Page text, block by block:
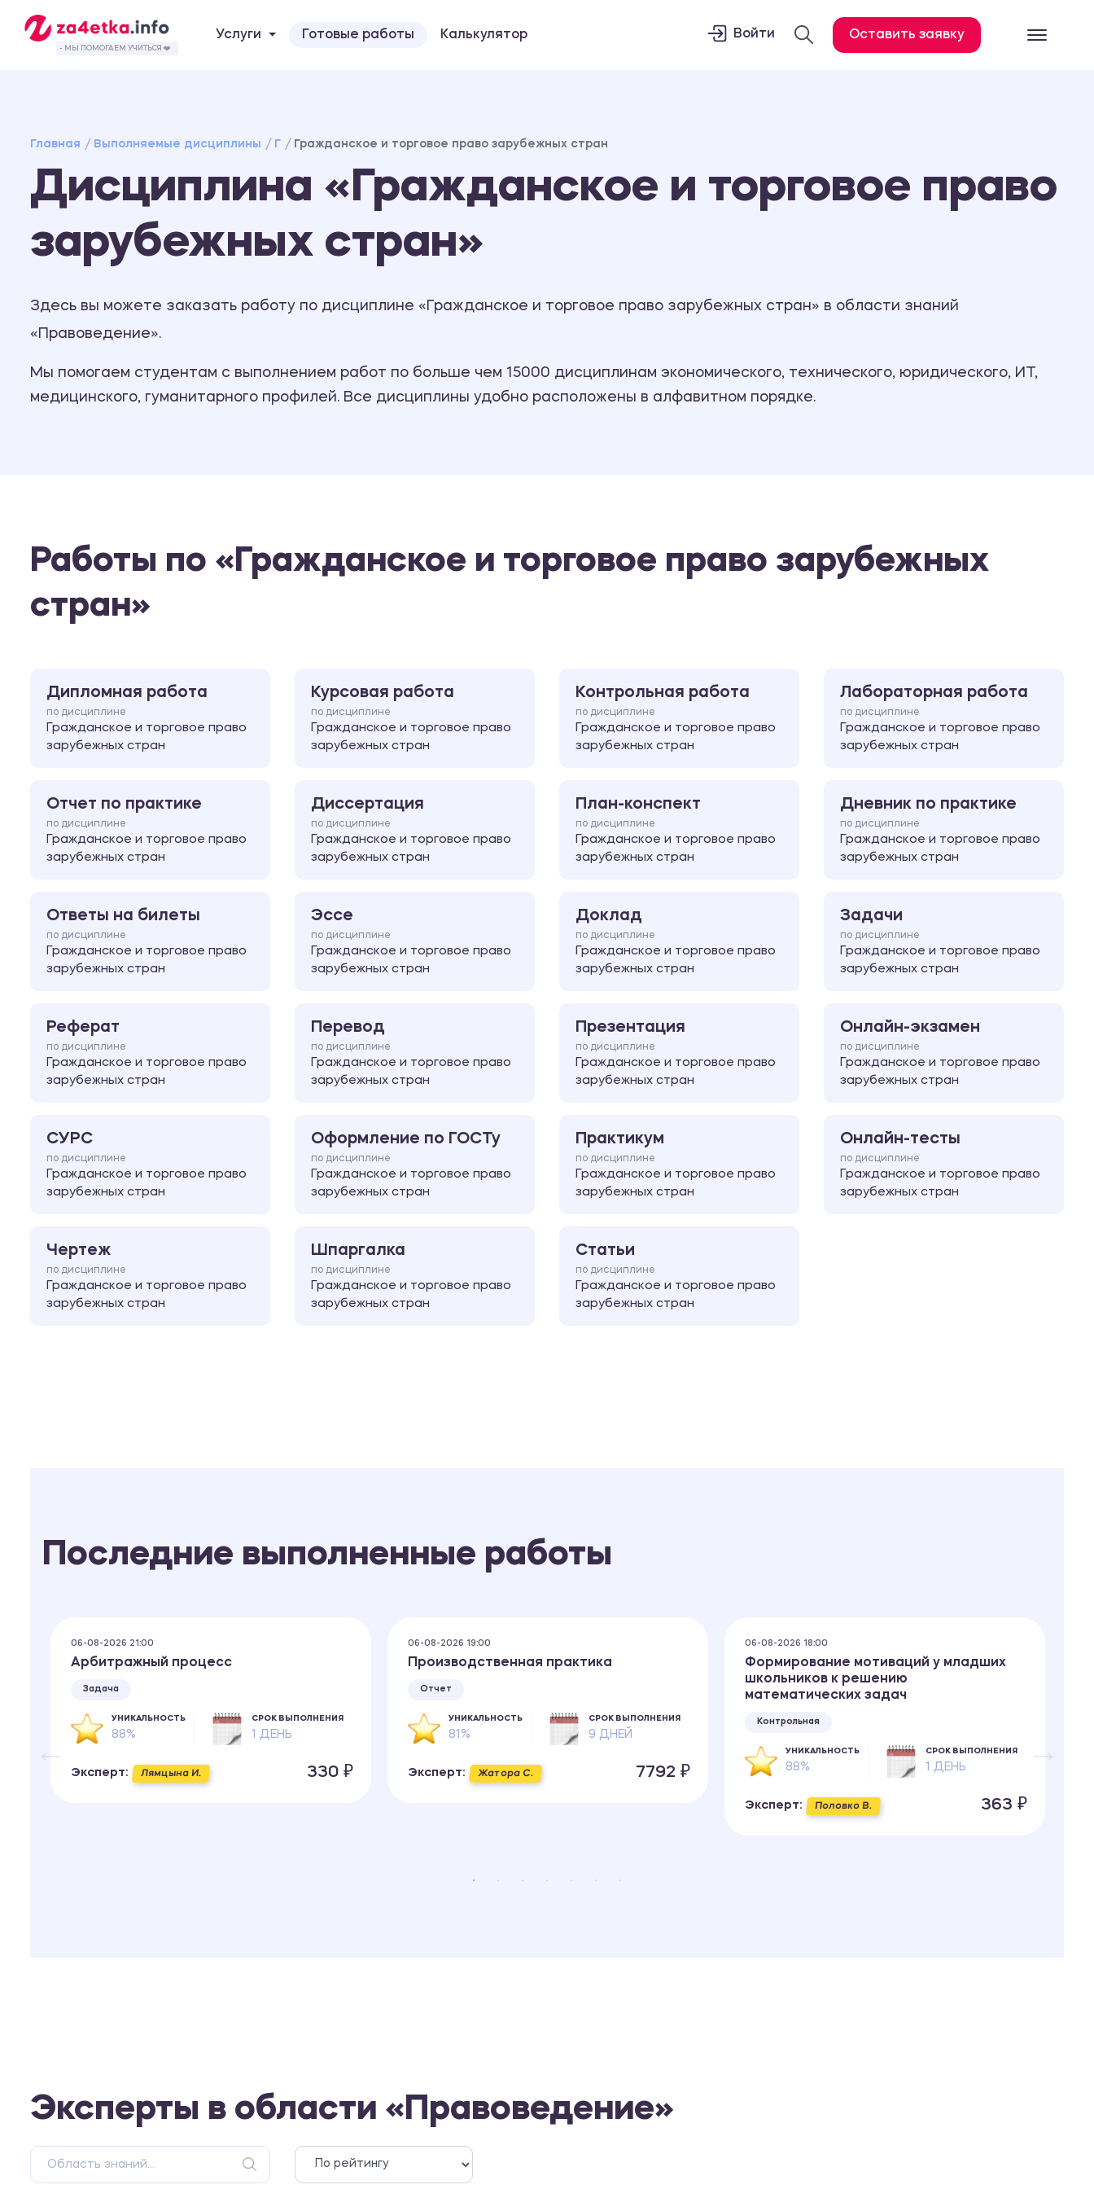
Курсовая работа
Ответы на билеты
- МЫ ПОМОГАЕМ УЧИТЬСЯ ❤️
Услуги Готовые работы Калькулятор Войти Оставить заявку
Главная Выполняемые дисциплины Г Гражданское и торговое право зарубежных стран
Дисциплина «Гражданское и торговое право
зарубежных стран»
Здесь вы можете заказать работу по дисциплине «Гражданское и торговое право зарубежных стран» в области знаний
«Правоведение».
Мы помогаем студентам с выполнением работ по больше чем 15000 дисциплинам экономического, технического, юридического, ИТ,
медицинского, гуманитарного профилей. Все дисциплины удобно расположены в алфавитном порядке.
Работы по «Гражданское и торговое право зарубежных
стран»
Дипломная работа
по дисциплине
Гражданское и торговое право
зарубежных стран
Курсовая работа
по дисциплине
Гражданское и торговое право
зарубежных стран
Контрольная работа
по дисциплине
Гражданское и торговое право
зарубежных стран
Лабораторная работа
по дисциплине
Гражданское и торговое право
зарубежных стран
Отчет по практике
по дисциплине
Гражданское и торговое право
зарубежных стран
Диссертация
по дисциплине
Гражданское и торговое право
зарубежных стран
План-конспект
по дисциплине
Гражданское и торговое право
зарубежных стран
Дневник по практике
по дисциплине
Гражданское и торговое право
зарубежных стран
Ответы на билеты
по дисциплине
Гражданское и торговое право
зарубежных стран
Эссе
по дисциплине
Гражданское и торговое право
зарубежных стран
Доклад
по дисциплине
Гражданское и торговое право
зарубежных стран
Задачи
по дисциплине
Гражданское и торговое право
зарубежных стран
Реферат
по дисциплине
Гражданское и торговое право
зарубежных стран
Перевод
по дисциплине
Гражданское и торговое право
зарубежных стран
Презентация
по дисциплине
Гражданское и торговое право
зарубежных стран
Онлайн-экзамен
по дисциплине
Гражданское и торговое право
зарубежных стран
СУРС
по дисциплине
Гражданское и торговое право
зарубежных стран
Оформление по ГОСТу
по дисциплине
Гражданское и торговое право
зарубежных стран
Практикум
по дисциплине
Гражданское и торговое право
зарубежных стран
Онлайн-тесты
по дисциплине
Гражданское и торговое право
зарубежных стран
Чертеж
по дисциплине
Гражданское и торговое право
зарубежных стран
Шпаргалка
по дисциплине
Гражданское и торговое право
зарубежных стран
Статьи
по дисциплине
Гражданское и торговое право
зарубежных стран
Последние выполненные работы
06-08-2026 21:00
Арбитражный процесс
Задача
УНИКАЛЬНОСТЬ
88%
СРОК ВЫПОЛНЕНИЯ
1 ДЕНЬ
Эксперт: Лямцына И. 330 ₽
06-08-2026 19:00
Производственная практика
Отчет
УНИКАЛЬНОСТЬ
81%
СРОК ВЫПОЛНЕНИЯ
9 ДНЕЙ
Эксперт: Жатора С. 7792 ₽
06-08-2026 18:00
Формирование мотиваций у младших
школьников к решению
математических задач
Контрольная
УНИКАЛЬНОСТЬ
88%
СРОК ВЫПОЛНЕНИЯ
1 ДЕНЬ
Эксперт: Половко В. 363 ₽
Эксперты в области «Правоведение»